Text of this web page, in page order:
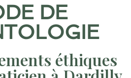
DE
éthiques